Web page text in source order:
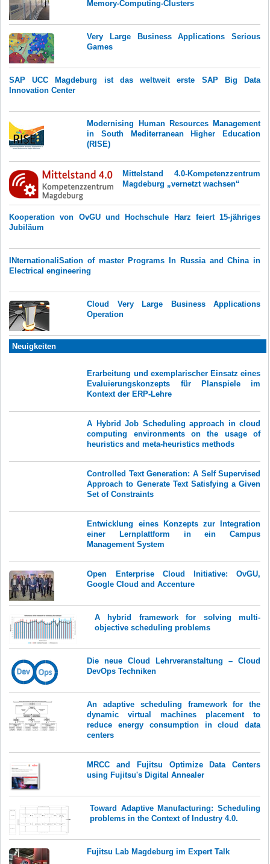
Memory-Computing-Clusters
Very Large Business Applications Serious
Games
SAP UCC Magdeburg ist das weltweit erste SAP Big Data
Innovation Center
Modernising Human Resources Management
in South Mediterranean Higher Education
(RISE)
Mittelstand 4.0-Kompetenzzentrum
Magdeburg „vernetzt wachsen“
Kooperation von OvGU und Hochschule Harz feiert 15-jähriges
Jubiläum
INternationaliSation of master Programs In Russia and China in
Electrical engineering
Cloud Very Large Business Applications
Operation
Neuigkeiten
Erarbeitung und exemplarischer Einsatz eines
Evaluierungskonzepts für Planspiele im
Kontext der ERP-Lehre
A Hybrid Job Scheduling approach in cloud
computing environments on the usage of
heuristics and meta-heuristics methods
Controlled Text Generation: A Self Supervised
Approach to Generate Text Satisfying a Given
Set of Constraints
Entwicklung eines Konzepts zur Integration
einer Lernplattform in ein Campus
Management System
Open Enterprise Cloud Initiative: OvGU,
Google Cloud and Accenture
A hybrid framework for solving multi-
objective scheduling problems
Die neue Cloud Lehrveranstaltung – Cloud
DevOps Techniken
An adaptive scheduling framework for the
dynamic virtual machines placement to
reduce energy consumption in cloud data
centers
MRCC and Fujitsu Optimize Data Centers
using Fujitsu's Digital Annealer
Toward Adaptive Manufacturing: Scheduling
problems in the Context of Industry 4.0.
Fujitsu Lab Magdeburg im Expert Talk